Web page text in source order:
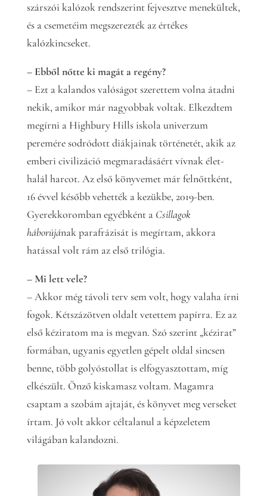
szárszói kalózok rendszerint fejvesztve menekültek,
és a csemetéim megszerezték az értékes
kalózkincseket.
– Ebből nőtte ki magát a regény?
– Ezt a kalandos valóságot szerettem volna átadni
nekik, amikor már nagyobbak voltak. Elkezdtem
megírni a Highbury Hills iskola univerzum
peremére sodródott diákjainak történetét, akik az
emberi civilizáció megmaradásáért vívnak élet-
halál harcot. Az első könyvemet már felnőttként,
16 évvel később vehették a kezükbe, 2019-ben.
Gyerekkoromban egyébként a Csillagok
háborújának parafrázisát is megírtam, akkora
hatással volt rám az első trilógia.
– Mi lett vele?
– Akkor még távoli terv sem volt, hogy valaha írni
fogok. Kétszázötven oldalt vetettem papírra. Ez az
első kéziratom ma is megvan. Szó szerint „kézirat”
formában, ugyanis egyetlen gépelt oldal sincsen
benne, több golyóstollat is elfogyasztottam, míg
elkészült. Önző kiskamasz voltam. Magamra
csaptam a szobám ajtaját, és könyvet meg verseket
írtam. Jó volt akkor céltalanul a képzeletem
világában kalandozni.